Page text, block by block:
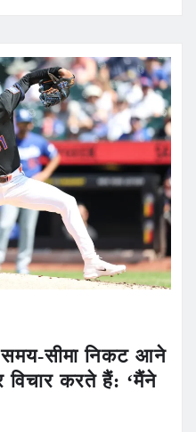
समय-सीमा निकट आने
विचार करते हैं: ‘मैंने